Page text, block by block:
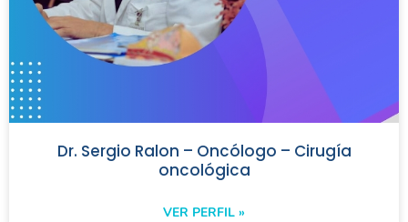
Dr. Sergio Ralon – Oncólogo – Cirugía
oncológica
VER PERFIL »